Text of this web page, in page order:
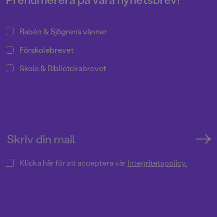
Rabén & Sjögrens vänner
Förskolebrevet
Skola & Biblioteksbrevet
Klicka här för att acceptera vårIntegritetspolicy.